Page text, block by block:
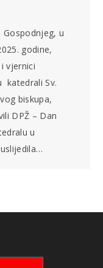
Gospodnjeg, u
godine,
vjernici
katedrali Sv.
biskupa,
DPŽ – Dan
u